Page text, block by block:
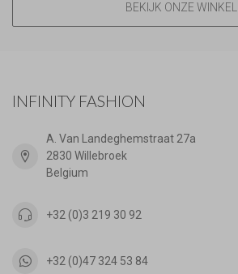
BEKIJK ONZE WINKEL
INFINITY FASHION
A. Van Landeghemstraat 27a
2830 Willebroek
Belgium
+32 (0)3 219 30 92
+32 (0)47 324 53 84